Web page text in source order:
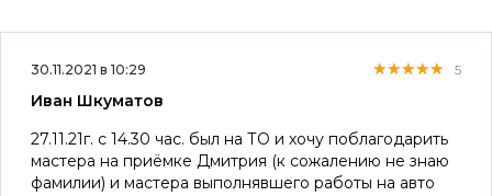
30.11.2021 в 10:29 ★★★★★
★★★★★
★★★★★ 5
Иван Шкуматов
27.11.21г. с 14.30 час. был на ТО и хочу поблагодарить
мастера на приёмке Дмитрия (к сожалению не знаю
фамилии) и мастера выполнявшего работы на авто